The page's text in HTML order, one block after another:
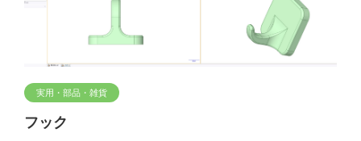
実用・部品・雑貨
フック